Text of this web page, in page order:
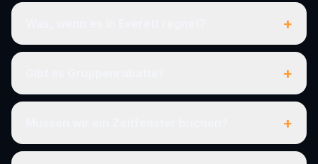
+
+
+